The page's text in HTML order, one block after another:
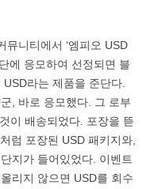
뮤니티에서 ‘엠피오 USD
에 응모하여 선정되면 블
라는 제품을 준단다.
, 바로 응모했다. 그 로부
이 배송되었다. 포장을 뜯
럼 포장된 USD 패키지와,
지가 들어있었다. 이벤트
리지 않으면 USD를 회수